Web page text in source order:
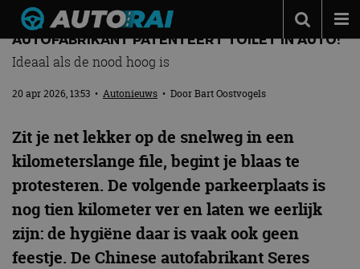
Autonieuws
Automerken
Contact
MotorRAI.nl
POEPEN OF PLASSEN IN DE AUTO? CHINESE
AUTOFABRIKANT PATENTEERT TOILET IN AUTO!
Ideaal als de nood hoog is
20 apr 2026, 13:53 • Autonieuws • DoorBart Oostvogels
Zit je net lekker op de snelweg in een
kilometerslange file, begint je blaas te
protesteren. De volgende parkeerplaats is
nog tien kilometer ver en laten we eerlijk
zijn: de hygiëne daar is vaak ook geen
feestje. De Chinese autofabrikant Seres